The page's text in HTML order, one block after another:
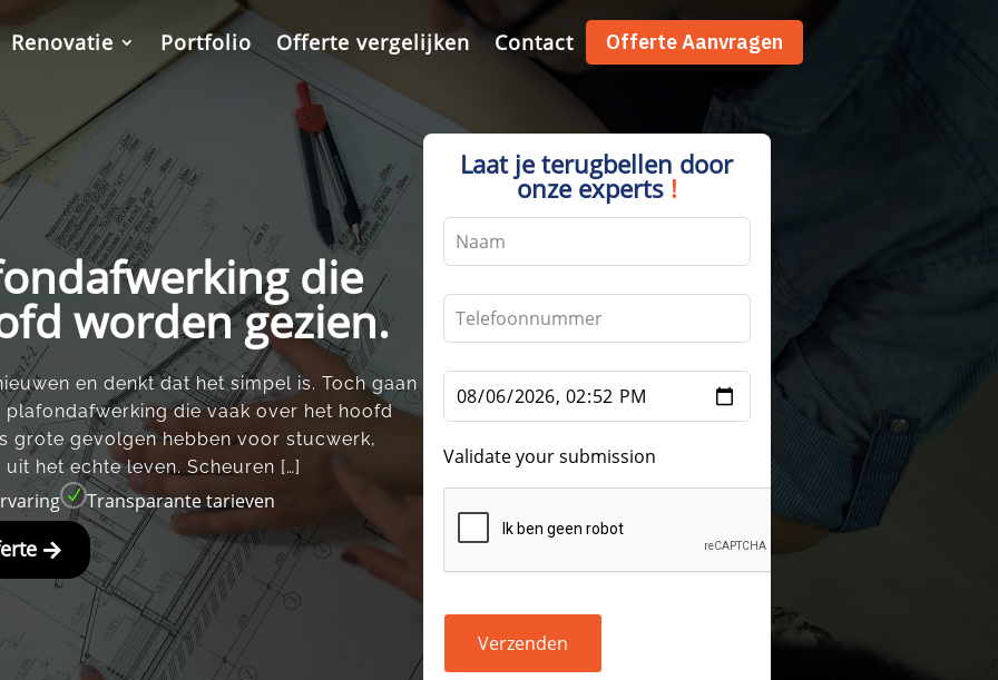
Renovatie Portfolio Offerte vergelijken Contact Offerte Aanvragen
die
worden gezien.
en denkt dat het simpel is.​ Toch gaan
die vaak over het hoofd
grote gevolgen hebben voor stucwerk,
het echte leven.​ Scheuren […]
N Transparante tarieven
Laat je terugbellen door
onze experts !
Leave
this
blank
Validate your submission
Verzenden